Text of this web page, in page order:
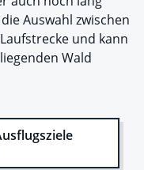
Auswahl zwischen
und kann
Wald